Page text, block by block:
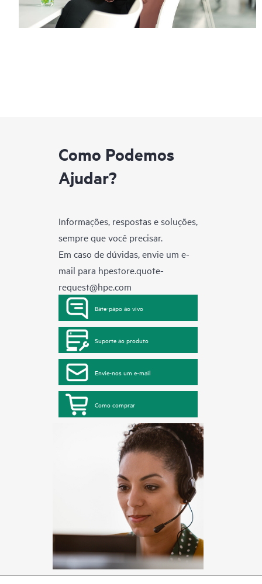
Como Podemos
Ajudar?
Informações, respostas e soluções,
sempre que você precisar.
Em caso de dúvidas, envie um e-
mail para hpestore.quote-
request@hpe.com
Bate-papo ao vivo
Suporte ao produto
Envie-nos um e-mail
Como comprar